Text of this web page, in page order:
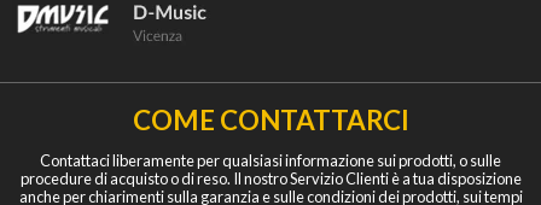
COME CONTATTARCI
Contattaci liberamente per qualsiasi informazione sui prodotti, o sulle
procedure di acquisto o di reso. Il nostro Servizio Clienti è a tua disposizione
anche per chiarimenti sulla garanzia e sulle condizioni dei prodotti, sui tempi